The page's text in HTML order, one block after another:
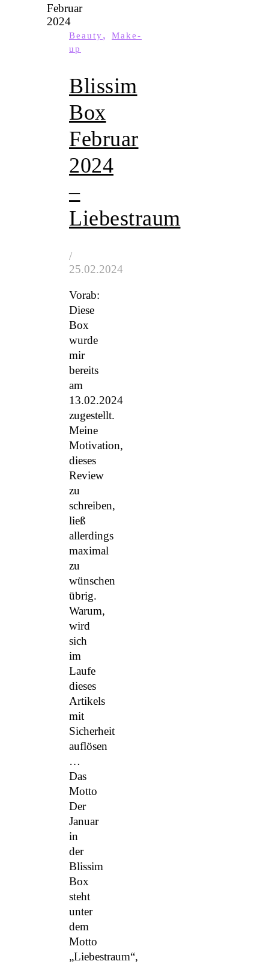
Beauty,
Make-
up
Blissim
Box
Februar
2024
–
Liebestraum
/
25.02.2024
Vorab:
Diese
Box
wurde
mir
bereits
am
13.02.2024
zugestellt.
Meine
Motivation,
dieses
Review
zu
schreiben,
ließ
allerdings
maximal
zu
wünschen
übrig.
Warum,
wird
sich
im
Laufe
dieses
Artikels
mit
Sicherheit
auflösen
…
Das
Motto
Der
Januar
in
der
Blissim
Box
steht
unter
dem
Motto
„Liebestraum“,